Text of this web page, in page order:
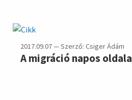
2017.09.07 — Szerző: Csiger Ádám
A migráció napos oldala